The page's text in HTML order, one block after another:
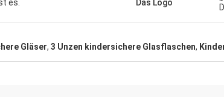
es. Das Logo
Gläser, 3 Unzen kindersichere Glasflaschen,